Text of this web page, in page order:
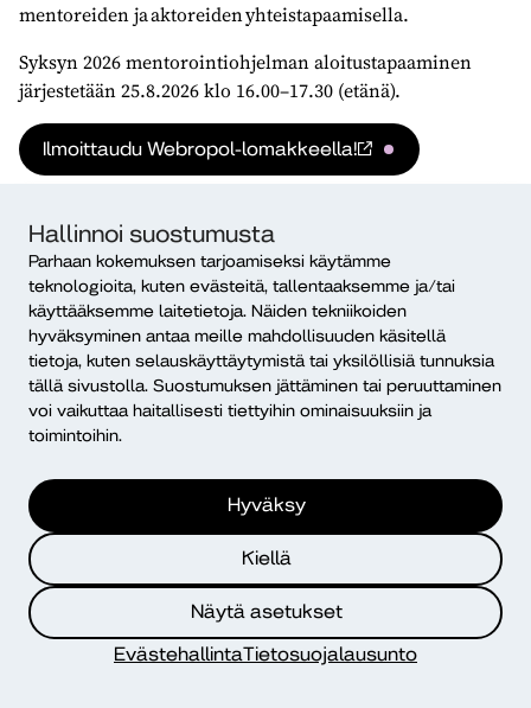
Hallinnoi suostumusta
Parhaan kokemuksen tarjoamiseksi käytämme
teknologioita, kuten evästeitä, tallentaaksemme ja/tai
käyttääksemme laitetietoja. Näiden tekniikoiden
hyväksyminen antaa meille mahdollisuuden käsitellä
tietoja, kuten selauskäyttäytymistä tai yksilöllisiä tunnuksia
tällä sivustolla. Suostumuksen jättäminen tai peruuttaminen
voi vaikuttaa haitallisesti tiettyihin ominaisuuksiin ja
toimintoihin.
Hyväksy
Kiellä
Näytä asetukset
EvästehallintaTietosuojalausunto
mentoreiden ja aktoreiden yhteistapaamisella.
Syksyn 2026 mentorointiohjelman aloitustapaaminen
järjestetään 25.8.2026 klo 16.00–17.30 (etänä).
Ilmoittaudu Webropol-lomakkeella!
Jännän Äärellä -vertaisryhmät:
12.5.2026 – 22.10.2026